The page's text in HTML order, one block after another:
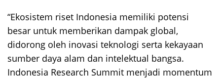
“Ekosistem riset Indonesia memiliki potensi
besar untuk memberikan dampak global,
didorong oleh inovasi teknologi serta kekayaan
sumber daya alam dan intelektual bangsa.
Indonesia Research Summit menjadi momentum